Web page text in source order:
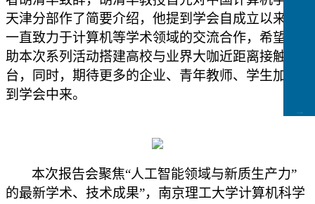
天津分部作了简要介绍，他提到学会自成立以来，
一直致力于计算机等学术领域的交流合作，希望借
助本次系列活动搭建高校与业界大咖近距离接触平
台，同时，期待更多的企业、青年教师、学生加入
到学会中来。
本次报告会聚焦“人工智能领域与新质生产力”
的最新学术、技术成果”，南京理工大学计算机科学